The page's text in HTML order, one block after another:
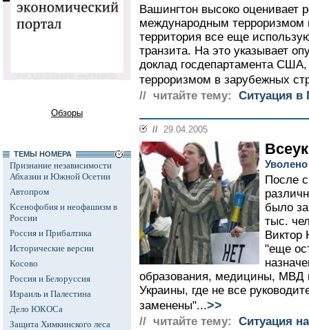
Обзоры
ТЕМЫ НОМЕРА
Признание независимости
Абхазии и Южной Осетии
Автопром
Ксенофобия и неофашизм в
России
Россия и Прибалтика
Исторические версии
Косово
Россия и Белоруссия
Израиль и Палестина
Дело ЮКОСа
Защита Химкинского леса
Вашингтон высоко оценивает
международным терроризмом
территория все еще
транзита. На это указывает
доклад госдепартамента
терроризмом в зарубежных
// читайте тему:
Ситуация в
// 29.04.2005
После
было
тыс.
Виктор
"еще
образования, медицины, МВД
Украины, где не все
заменены"...>>
// читайте тему: Ситуация